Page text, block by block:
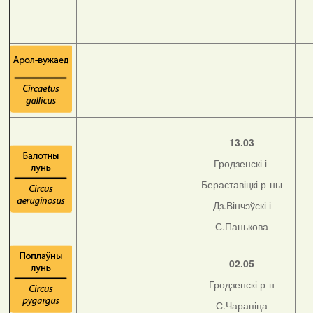
13.03
Гродзенскі і
Бераставіцкі р-ны
Дз.Вінчэўскі і
С.Панькова
02.05
Гродзенскі р-н
С.Чарапіца